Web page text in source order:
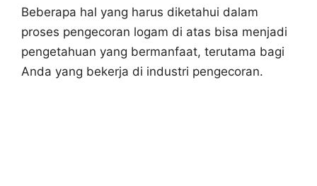
Beberapa hal yang harus diketahui dalam
proses pengecoran logam di atas bisa menjadi
pengetahuan yang bermanfaat, terutama bagi
Anda yang bekerja di industri pengecoran.